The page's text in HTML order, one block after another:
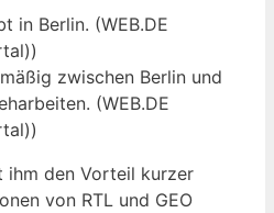
in Berlin. (WEB.DE
zwischen Berlin und
(WEB.DE
den Vorteil kurzer
von RTL und GEO